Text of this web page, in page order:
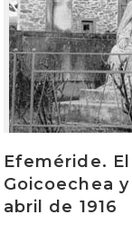
Efeméride.
Goicoechea
abril de 1916